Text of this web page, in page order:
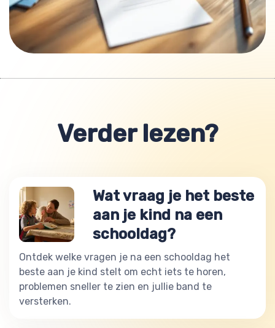
Verder lezen?
Wat vraag je het beste
aan je kind na een
schooldag?
Ontdek welke vragen je na een schooldag het
beste aan je kind stelt om echt iets te horen,
problemen sneller te zien en jullie band te
versterken.